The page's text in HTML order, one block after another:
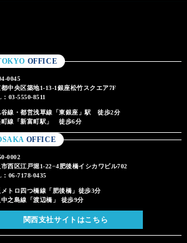
OFFICE
0045
都中央区築地1-13-1銀座松竹スクエア7F
03-5550-8511
谷線・都営浅草線「東銀座」駅 徒歩2分
町線「新富町駅」 徒歩6分
OFFICE
0002
市西区江戸堀1-22−4肥後橋イシカワビル702
06-7178-0435
メトロ四つ橋線「肥後橋」徒歩3分
中之島線「渡辺橋」 徒歩9分
関西支社サイトはこちら